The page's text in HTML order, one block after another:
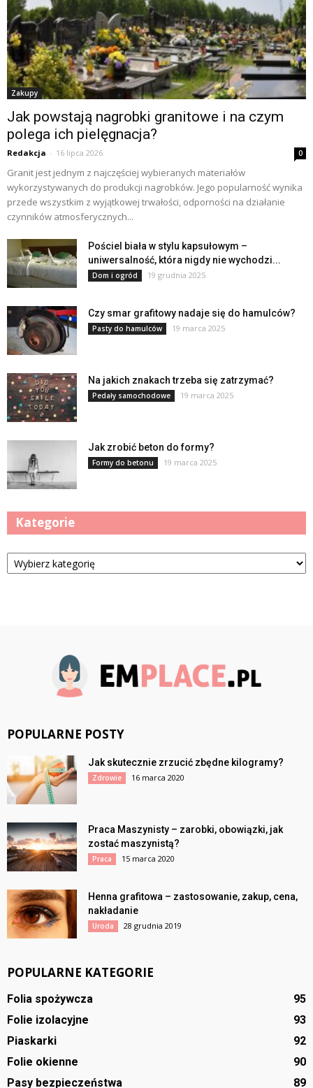
Zakupy
Jak powstają nagrobki granitowe i na czym
polega ich pielęgnacja?
Redakcja - 16 lipca 2026 0
Granit jest jednym z najczęściej wybieranych materiałów
wykorzystywanych do produkcji nagrobków. Jego popularność wynika
przede wszystkim z wyjątkowej trwałości, odporności na działanie
czynników atmosferycznych...
Pościel biała w stylu kapsułowym –
uniwersalność, która nigdy nie wychodzi...
Dom i ogród 19 grudnia 2025
Czy smar grafitowy nadaje się do hamulców?
Pasty do hamulców 19 marca 2025
Na jakich znakach trzeba się zatrzymać?
Pedały samochodowe 19 marca 2025
Jak zrobić beton do formy?
Formy do betonu 19 marca 2025
Kategorie
Kategorie
POPULARNE POSTY
Jak skutecznie zrzucić zbędne kilogramy?
Zdrowie 16 marca 2020
Praca Maszynisty – zarobki, obowiązki, jak
zostać maszynistą?
Praca 15 marca 2020
Henna grafitowa – zastosowanie, zakup, cena,
nakładanie
Uroda 28 grudnia 2019
POPULARNE KATEGORIE
Folia spożywcza
95
Folie izolacyjne
93
Piaskarki
92
Folie okienne
90
Pasy bezpieczeństwa
89